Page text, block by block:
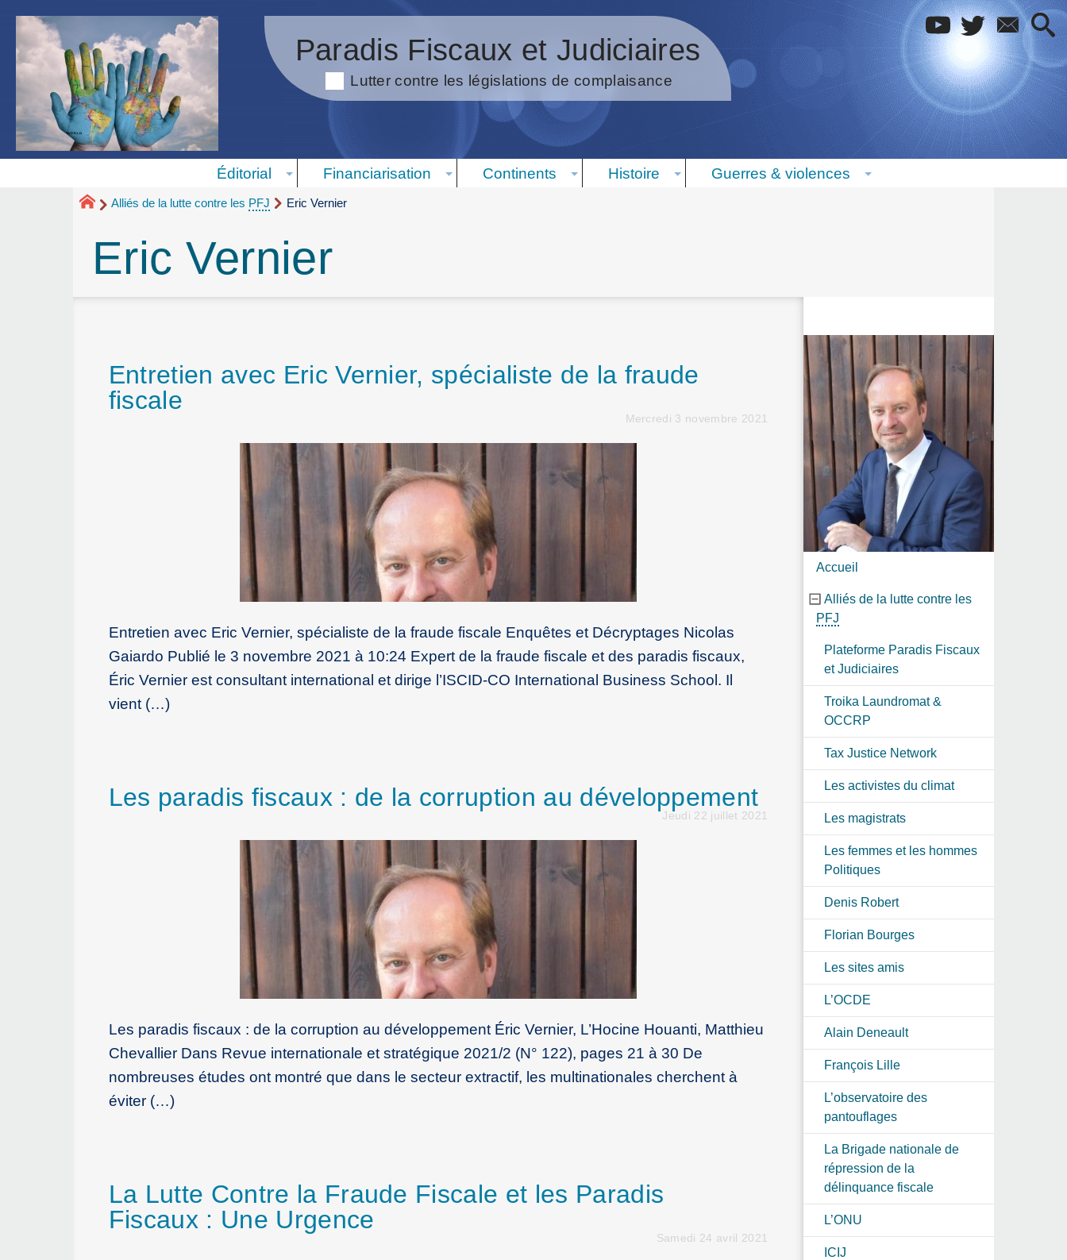
Paradis Fiscaux et Judiciaires
Lutter contre les législations de complaisance
Éditorial Financiarisation Continents Histoire Guerres & violences
Alliés de la lutte contre les PFJ Eric Vernier
Eric Vernier
Entretien avec Eric Vernier, spécialiste de la fraude
fiscale
Mercredi 3 novembre 2021
Entretien avec Eric Vernier, spécialiste de la fraude fiscale Enquêtes et Décryptages Nicolas
Gaiardo Publié le 3 novembre 2021 à 10:24 Expert de la fraude fiscale et des paradis fiscaux,
Éric Vernier est consultant international et dirige l’ISCID-CO International Business School. Il
vient (…)
Les paradis fiscaux : de la corruption au développement
Jeudi 22 juillet 2021
Les paradis fiscaux : de la corruption au développement Éric Vernier, L’Hocine Houanti, Matthieu
Chevallier Dans Revue internationale et stratégique 2021/2 (N° 122), pages 21 à 30 De
nombreuses études ont montré que dans le secteur extractif, les multinationales cherchent à
éviter (…)
La Lutte Contre la Fraude Fiscale et les Paradis
Fiscaux : Une Urgence
Samedi 24 avril 2021
Accueil
Alliés de la lutte contre les
PFJ
Plateforme Paradis Fiscaux
et Judiciaires
Troika Laundromat &
OCCRP
Tax Justice Network
Les activistes du climat
Les magistrats
Les femmes et les hommes
Politiques
Denis Robert
Florian Bourges
Les sites amis
L’OCDE
Alain Deneault
François Lille
L’observatoire des
pantouflages
La Brigade nationale de
répression de la
délinquance fiscale
L’ONU
ICIJ